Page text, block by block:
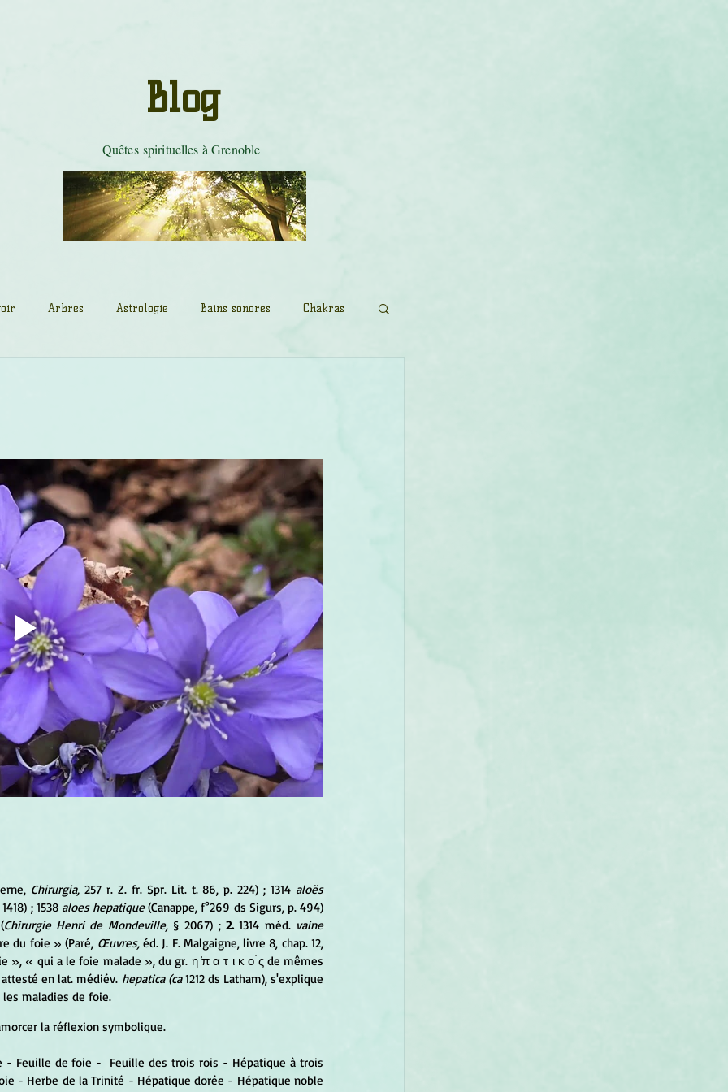
Quêtes spirituelles à Grenoble
Blog
Arbres Astrologie Bains sonores Chakras
Pleines Lunes Santé Stages Tarot
Chirurgia, 257 r. Z. fr. Spr. Lit. t. 86, p. 224) ; 1314 aloës
; 1538 aloes hepatique (Canappe, f°269 ds Sigurs, p. 494)
Chirurgie Henri de Mondeville, § 2067) ; 2. 1314 méd. vaine
du foie » (Paré, Œuvres, éd. J. F. Malgaigne, livre 8, chap. 12,
», « qui a le foie malade », du gr. η ̔π α τ ι κ ο ́ς de mêmes
en lat. médiév. hepatica (ca 1212 ds Latham), s'explique
maladies de foie.
la réflexion symbolique.
- Feuille de foie -  Feuille des trois rois - Hépatique à trois
- Herbe de la Trinité - Hépatique dorée - Hépatique noble